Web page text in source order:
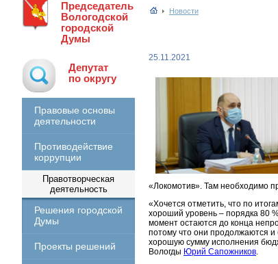
Председатель
Вологодской
городской
Думы
Депутат
по округу
Правовые основы
деятельности
Противодействие
коррупции
Правотворческая
деятельность
Решения городской
Думы
Проекты решений
Новости
25.11.2021
«Локомотив». Там необходимо
«Хочется отметить, что по
хороший уровень – порядка 80
момент остаются до конца
потому что они продолжаются
хорошую сумму исполнения
Вологды Юрий Сапожников.